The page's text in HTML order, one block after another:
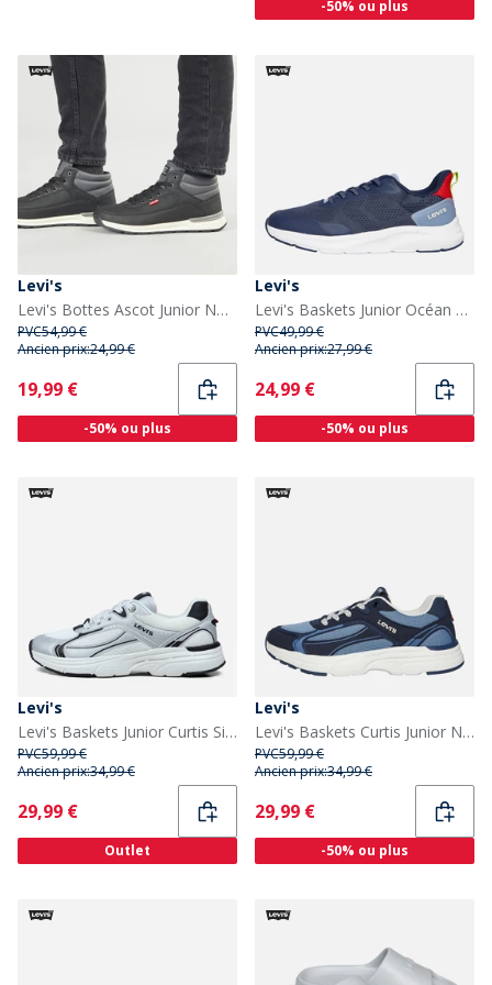
-50% ou plus
Levi's
Levi's Bottes Ascot Junior Noir 0003
PVC54,99 €
Ancien prix:24,99 €
Current
19,99 €
-50% ou plus
Levi's
Levi's Baskets Junior Océan Bleu Marine/Rouge 0290 Navy Red 0290
PVC49,99 €
Ancien prix:27,99 €
Current
24,99 €
-50% ou plus
Levi's
Levi's Baskets Junior Curtis Silver White Black 0908
PVC59,99 €
Ancien prix:34,99 €
Current
29,99 €
Outlet
Levi's
Levi's Baskets Curtis Junior Navy Jeans 1690
PVC59,99 €
Ancien prix:34,99 €
Current
29,99 €
-50% ou plus